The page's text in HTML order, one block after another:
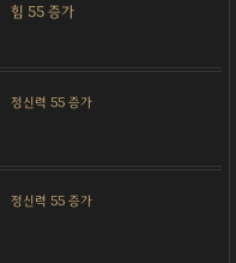
힘 55 증가
정신력 55 증가
정신력 55 증가